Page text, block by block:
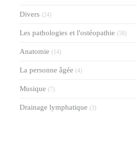
Divers (24)
Les pathologies et l'ostéopathie (58)
Anatomie (14)
La personne âgée (4)
Musique (7)
Drainage lymphatique (3)